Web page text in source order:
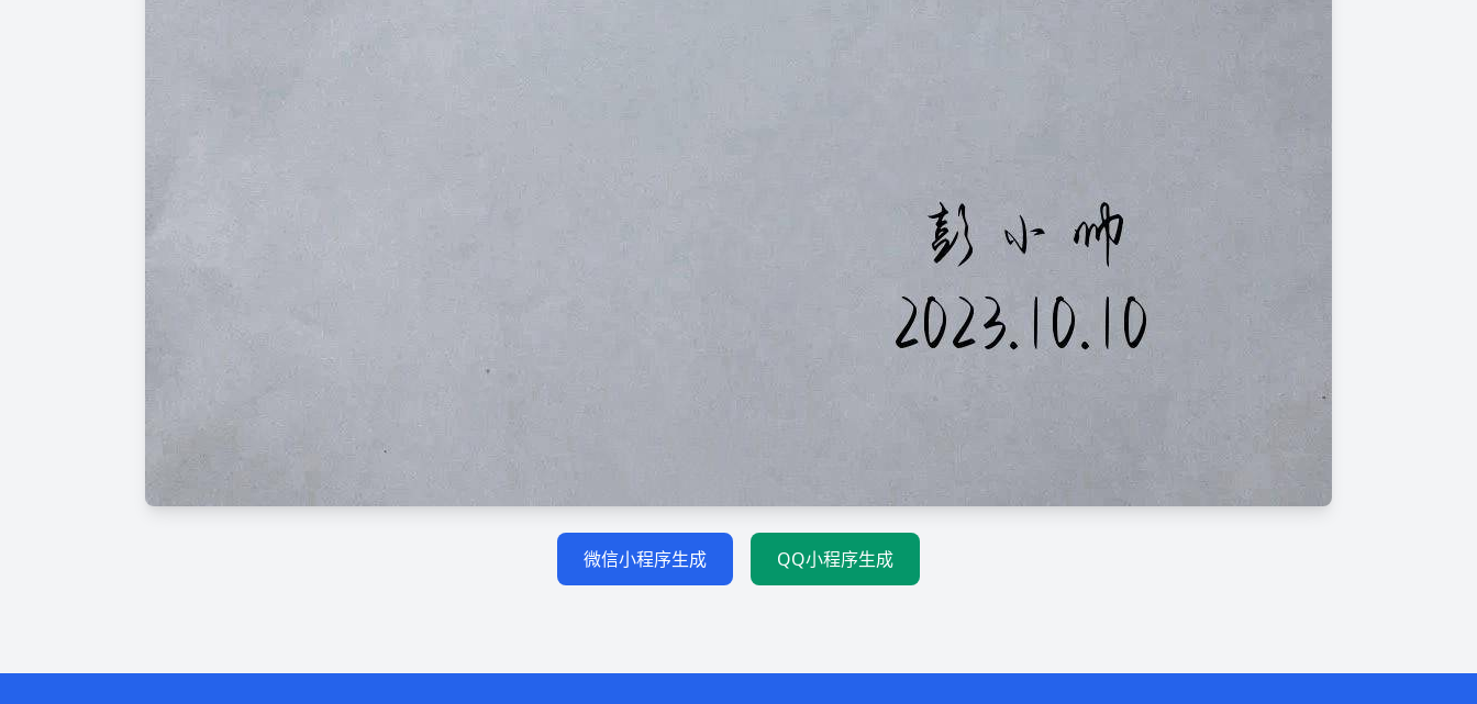
微信小程序生成 QQ小程序生成